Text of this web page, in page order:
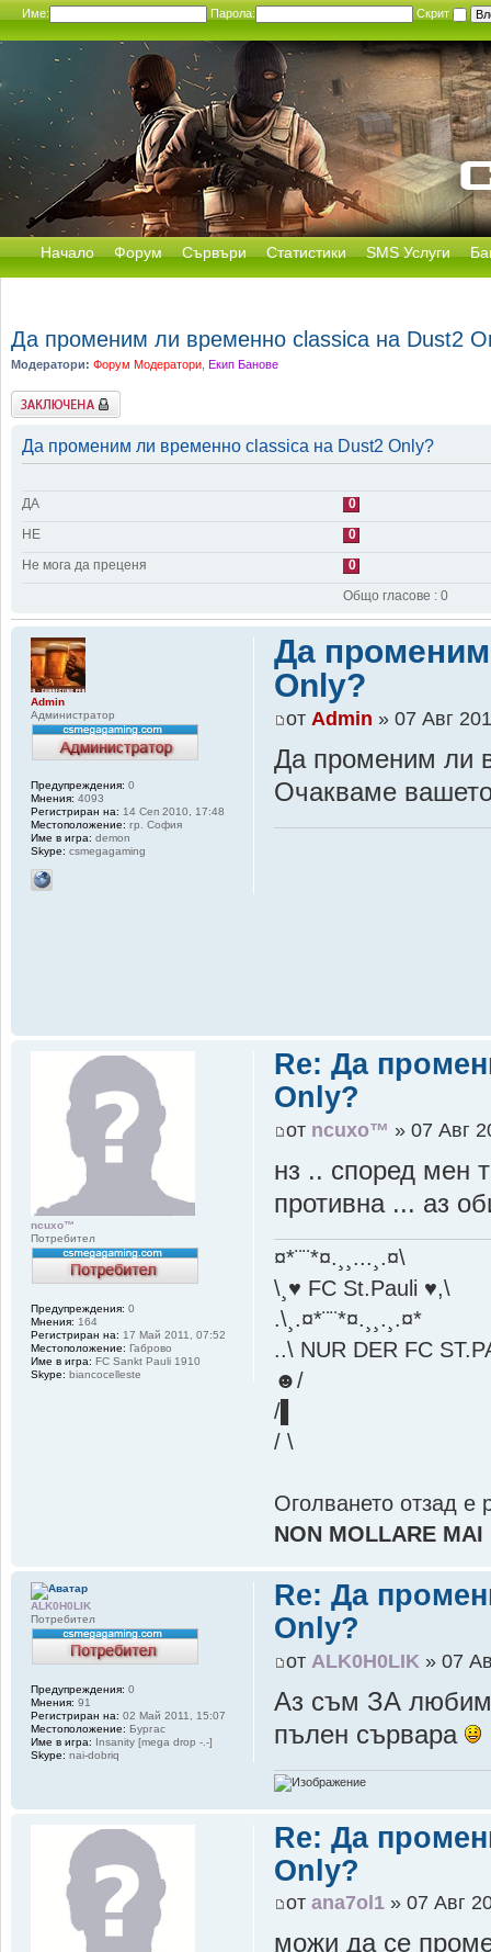
Име: Парола: Скрит
Начало Форум Сървъри Статистики SMS Услуги
Да променим ли временно classica на Dust2
Модератори: Форум Модератори Екип Банове
Заключена
Да променим ли временно classica на Dust2 Only?
ДА
0
НЕ
0
Не мога да преценя
0
Общо гласове : 0
Да
Only?
от Admin » 07 Авг
Да променим ли
Очакваме
Admin
Администратор
Предупреждения: 0
Мнения: 4093
Регистриран на: 14 Сеп 2010, 17:48
Местоположение: гр. София
Име в игра: demon
Skype: csmegagaming
Re: Да
Only?
от ncuxo™ » 07 Авг
нз .. според мен
противна ... аз
¤*¨¨*¤.¸¸...¸.¤\
\¸♥ FC St.Pauli ♥,\
.\¸.¤*¨¨*¤.¸¸.¸.¤*
..\ NUR DER FC
☻/
/▌
/ \
Oголването отзад
NON MOLLARE MAI
ncuxo™
Потребител
Предупреждения: 0
Мнения: 164
Регистриран на: 17 Май 2011, 07:52
Местоположение: Габрово
Име в игра: FC Sankt Pauli 1910
Skype: biancocelleste
Re: Да
Only?
от ALK0H0LIK » 07
Аз съм ЗА
пълен сървара
ALK0H0LIK
Потребител
Предупреждения: 0
Мнения: 91
Регистриран на: 02 Май 2011, 15:07
Местоположение: Бургас
Име в игра: Insanity [mega drop -.-]
Skype: nai-dobriq
Re: Да
Only?
отana7ol1 » 07 Авг
можи да се